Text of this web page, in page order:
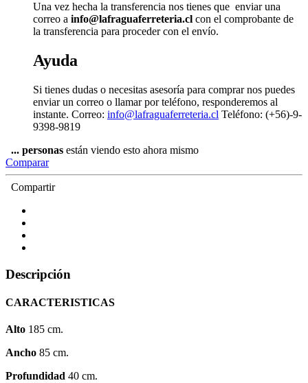
Una vez hecha la transferencia nos tienes que enviar una
correo a info@lafraguaferreteria.cl con el comprobante de
la transferencia para proceder con el envío.
Ayuda
Si tienes dudas o necesitas asesoría para comprar nos puedes
enviar un correo o llamar por teléfono, responderemos al
instante. Correo: info@lafraguaferreteria.cl Teléfono: (+56)-9-
9398-9819
... personas están viendo esto ahora mismo
Comparar
Compartir
Descripción
CARACTERISTICAS
Alto 185 cm.
Ancho 85 cm.
Profundidad 40 cm.